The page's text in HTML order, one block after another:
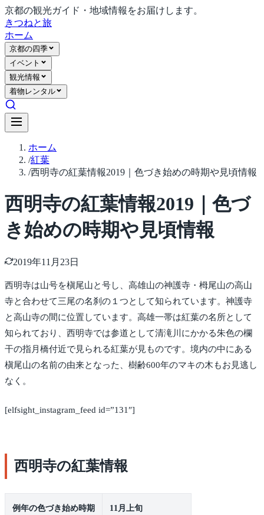
京都の観光ガイド・地域情報をお届けします。
きつねと旅
ホーム
京都の四季
イベント
観光情報
着物レンタル
ホーム
/紅葉
/西明寺の紅葉情報2019｜色づき始めの時期や見頃情報
西明寺の紅葉情報2019｜色づ
き始めの時期や見頃情報
2019年11月23日
西明寺は山号を槇尾山と号し、高雄山の神護寺・栂尾山の高山
寺と合わせて三尾の名刹の１つとして知られています。神護寺
と高山寺の間に位置しています。高雄一帯は紅葉の名所として
知られており、西明寺では参道として清滝川にかかる朱色の欄
干の指月橋付近で見られる紅葉が見ものです。境内の中にある
槇尾山の名前の由来となった、樹齢600年のマキの木もお見逃し
なく。
[elfsight_instagram_feed id=”131″]
西明寺の紅葉情報
例年の色づき始め時期 11月上旬